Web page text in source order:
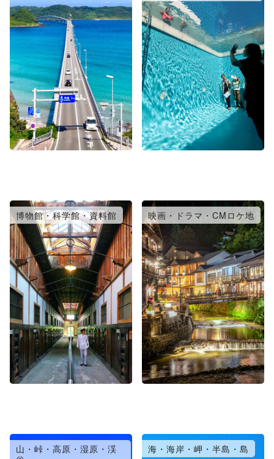
博物館・科学館・資料館 映画・ドラマ・CMロケ地
山・峠・高原・湿原・渓
海・海岸・岬・半島・島